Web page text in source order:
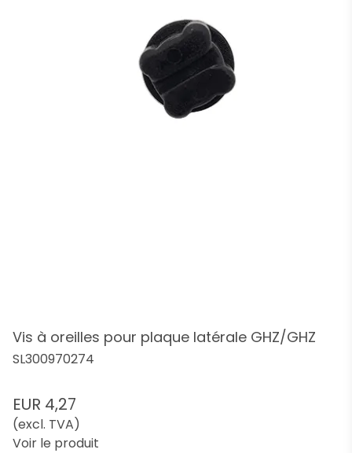
Vis à oreilles pour plaque latérale GHZ/GHZ
SL300970274
EUR 4,27
(excl. TVA)
Voir le produit